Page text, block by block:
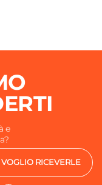
e
VOGLIO RICEVERLE